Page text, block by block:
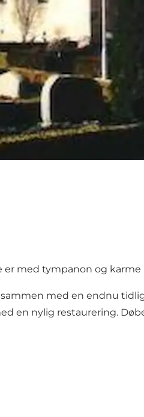
med tympanon og
med en endnu
en nylig restaurering.